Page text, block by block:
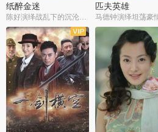
纸醉金迷 匹夫英雄
马德钟演绎坦荡豪
全40集
全33集